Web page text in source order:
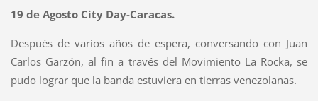
19 de Agosto City Day-Caracas.
Después de varios años de espera, conversando con Juan
Carlos Garzón, al fin a través del Movimiento La Rocka, se
pudo lograr que la banda estuviera en tierras venezolanas.